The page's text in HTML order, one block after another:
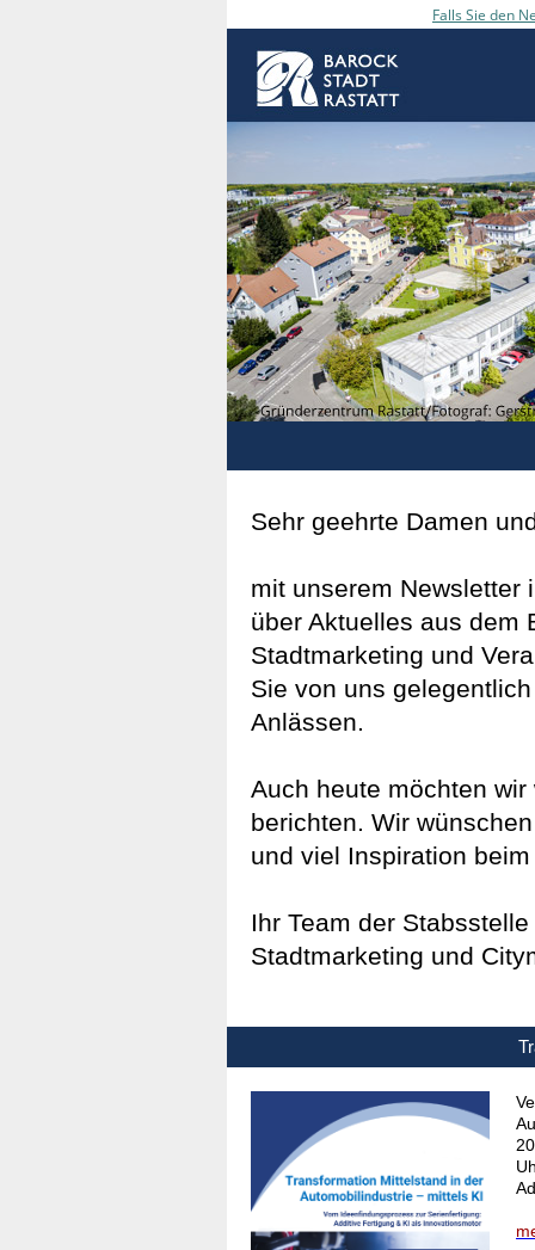
Falls Sie den
Sehr geehrte Damen
mit unserem Newsletter
über Aktuelles aus dem
Stadtmarketing und
Sie von uns
Anlässen.
Auch heute möchten
berichten. Wir
und viel Inspiration
Ihr Team der
Stadtmarketing und